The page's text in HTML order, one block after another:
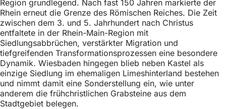
h
h
i
e
r
:
Region grundlegend. Nach fast 150 Jahren markierte der
Rhein erneut die Grenze des Römischen Reiches. Die Zeit
zwischen dem 3. und 5. Jahrhundert nach Christus
entfaltete in der Rhein-Main-Region mit
Siedlungsabbrüchen, verstärkter Migration und
tiefgreifenden Transformationsprozessen eine besondere
Dynamik. Wiesbaden hingegen blieb neben Kastel als
einzige Siedlung im ehemaligen Limeshinterland bestehen
und nimmt damit eine Sonderstellung ein, wie unter
anderem die frühchristlichen Grabsteine aus dem
Stadtgebiet belegen.